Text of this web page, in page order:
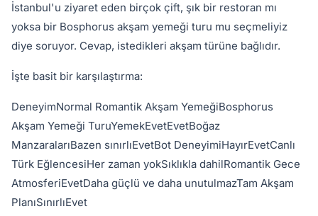
İstanbul'u ziyaret eden birçok çift, şık bir restoran mı
yoksa bir Bosphorus akşam yemeği turu mu seçmeliyiz
diye soruyor. Cevap, istedikleri akşam türüne bağlıdır.
İşte basit bir karşılaştırma:
DeneyimNormal Romantik Akşam YemeğiBosphorus
Akşam Yemeği TuruYemekEvetEvetBoğaz
ManzaralarıBazen sınırlıEvetBot DeneyimiHayırEvetCanlı
Türk EğlencesiHer zaman yokSıklıkla dahilRomantik Gece
AtmosferiEvetDaha güçlü ve daha unutulmazTam Akşam
PlanıSınırlıEvet